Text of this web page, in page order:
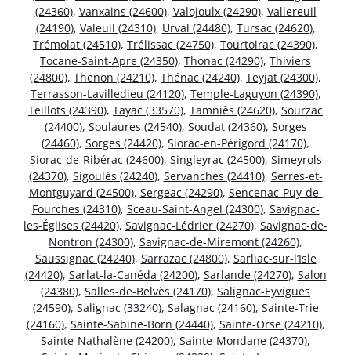
(24360), Vanxains (24600), Valojoulx (24290), Vallereuil
(24190), Valeuil (24310), Urval (24480), Tursac (24620),
Trémolat (24510), Trélissac (24750), Tourtoirac (24390),
Tocane-Saint-Apre (24350), Thonac (24290), Thiviers
(24800), Thenon (24210), Thénac (24240), Teyjat (24300),
Terrasson-Lavilledieu (24120), Temple-Laguyon (24390),
Teillots (24390), Tayac (33570), Tamniès (24620), Sourzac
(24400), Soulaures (24540), Soudat (24360), Sorges
(24460), Sorges (24420), Siorac-en-Périgord (24170),
Siorac-de-Ribérac (24600), Singleyrac (24500), Simeyrols
(24370), Sigoulès (24240), Servanches (24410), Serres-et-
Montguyard (24500), Sergeac (24290), Sencenac-Puy-de-
Fourches (24310), Sceau-Saint-Angel (24300), Savignac-
les-Églises (24420), Savignac-Lédrier (24270), Savignac-de-
Nontron (24300), Savignac-de-Miremont (24260),
Saussignac (24240), Sarrazac (24800), Sarliac-sur-l’Isle
(24420), Sarlat-la-Canéda (24200), Sarlande (24270), Salon
(24380), Salles-de-Belvès (24170), Salignac-Eyvigues
(24590), Salignac (33240), Salagnac (24160), Sainte-Trie
(24160), Sainte-Sabine-Born (24440), Sainte-Orse (24210),
Sainte-Nathalène (24200), Sainte-Mondane (24370),